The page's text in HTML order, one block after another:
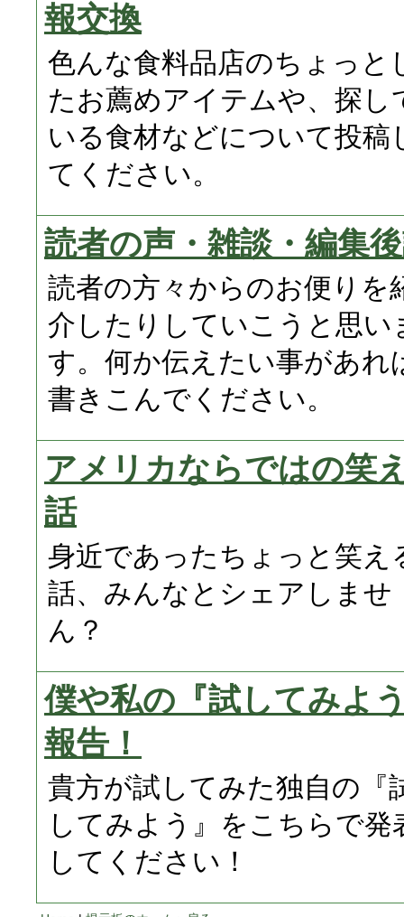
報交換
色んな食料品店のちょっと
たお薦めアイテムや、探し
いる食材などについて投稿
てください。
読者の声・雑談・編集
読者の方々からのお便りを
介したりしていこうと思い
す。何か伝えたい事があれ
書きこんでください。
アメリカならではの笑
話
身近であったちょっと笑え
話、みんなとシェアしませ
ん？
僕や私の『試してみよ
報告！
貴方が試してみた独自の『
してみよう』をこちらで発
してください！